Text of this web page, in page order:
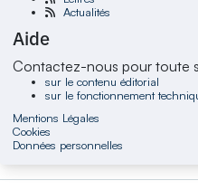
Actualités
Aide
Contactez-nous pour toute
sur le contenu éditorial
sur le fonctionnement
Mentions Légales
Cookies
Données personnelles